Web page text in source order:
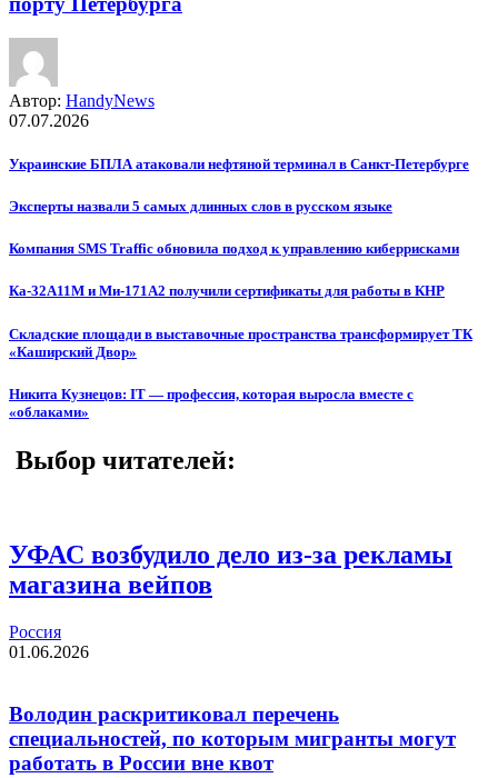
Автор: HandyNews
07.07.2026
Украинские БПЛА атаковали нефтяной терминал в Санкт-Петербурге
Эксперты назвали 5 самых длинных слов в русском языке
Компания SMS Traffic обновила подход к управлению киберрисками
Ка-32А11М и Ми-171А2 получили сертификаты для работы в КНР
Складские площади в выставочные пространства трансформирует ТК
«Каширский Двор»
Никита Кузнецов: IT — профессия, которая выросла вместе с
«облаками»
Выбор читателей:
УФАС возбудило дело из-за рекламы
магазина вейпов
Россия
01.06.2026
Володин раскритиковал перечень
специальностей, по которым мигранты могут
работать в России вне квот